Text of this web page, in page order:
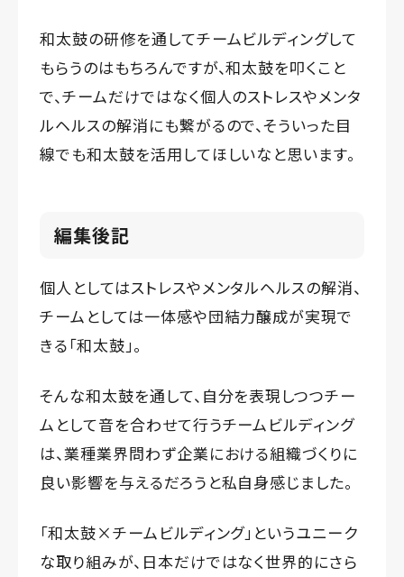
和太鼓の研修を通してチームビルディングして
もらうのはもちろんですが、和太鼓を叩くこと
で、チームだけではなく個人のストレスやメンタ
ルヘルスの解消にも繋がるので、そういった目
線でも和太鼓を活用してほしいなと思います。
編集後記
個人としてはストレスやメンタルヘルスの解消、
チームとしては一体感や団結力醸成が実現で
きる「和太鼓」。
そんな和太鼓を通して、自分を表現しつつチー
ムとして音を合わせて行うチームビルディング
は、業種業界問わず企業における組織づくりに
良い影響を与えるだろうと私自身感じました。
「和太鼓×チームビルディング」というユニーク
な取り組みが、日本だけではなく世界的にさら